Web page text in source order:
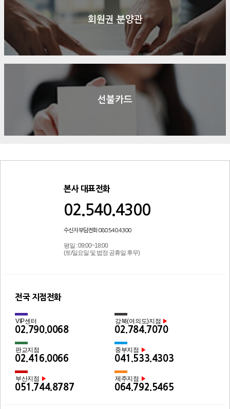
회원권 분양관
선불카드
본사 대표전화
02.540.4300
수신자 부담전화 080.540.4300
평일 : 09:00~18:00
(토/일요일 및 법정 공휴일 후무)
전국 지점전화
VIP센터
02.790.0068
강북(여의도)지점 ▶
02.784.7070
판교지점
02.416.0066
중부지점 ▶
041.533.4303
부산지점 ▶
051.744.8787
제주지점 ▶
064.792.5465